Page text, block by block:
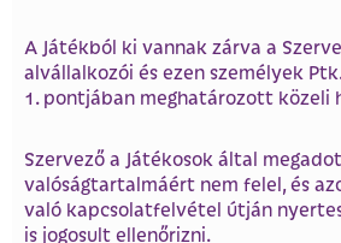
A Játékból ki vannak zárva a
alvállalkozói és ezen személyek
1. pontjában meghatározott közeli
Szervező a Játékosok által
valóságtartalmáért nem felel, és
való kapcsolatfelvétel útján
is jogosult ellenőrizni.